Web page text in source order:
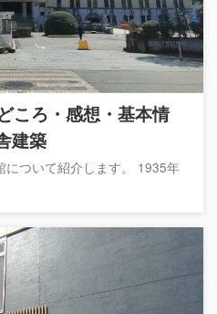
ころ・感想・基本情
建築
ついて紹介します。 1935年